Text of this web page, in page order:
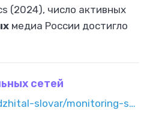
(2024), число активных
медиа России достигло
контента вырос на
сетей
/didzhital-slovar/monitoring-socialnyh-setey